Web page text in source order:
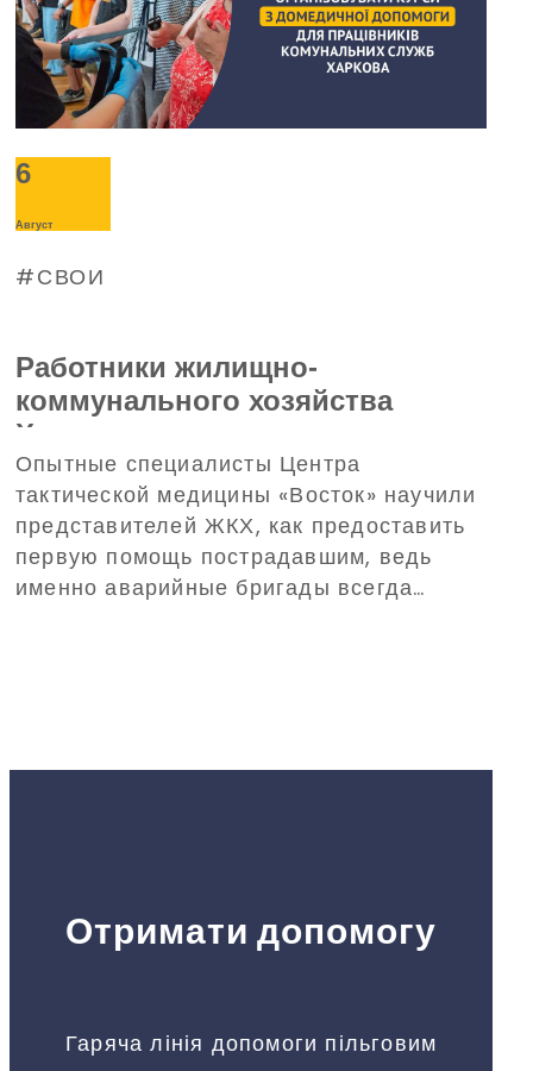
6
Август
СВОИ
Работники жилищно-
коммунального хозяйства
Харькова прошли тренинг по
домедицинской помощи,
организованный
Благотворительным фондом
Дениса Парамонова
Опытные специалисты Центра
тактической медицины «Восток» научили
представителей ЖКХ, как предоставить
первую помощь пострадавшим, ведь
именно аварийные бригады всегда
Отримати допомогу
Гаряча лінія допомоги пільговим